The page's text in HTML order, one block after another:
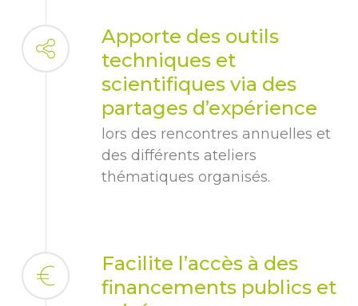
Apporte des outils
techniques et
scientifiques via des
partages d’expérience
lors des rencontres annuelles et
des différents ateliers
thématiques organisés.
Facilite l’accès à des
financements publics et